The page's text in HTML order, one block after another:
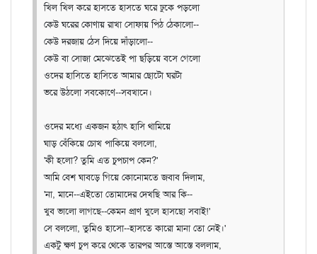
খিল খিল করে হাসতে হাসতে ঘরে ঢুকে পড়লো
কেউ ঘরের কোণায় রাখা সোফায় পিঠ ঠেকালো--
কেউ দরজায় ঠেস দিয়ে দাঁড়ালো--
কেউ বা সোজা মেঝেতেই পা ছড়িয়ে বসে গেলো
ওদের হাসিতে হাসিতে আমার ছোটো ঘরটা
ভরে উঠলো সবকোণে--সবখানে।
ওদের মধ্যে একজন হঠাৎ হাসি থামিয়ে
ঘাড় বেঁকিয়ে চোখ পাকিয়ে বললো,
'কী হলো? তুমি এত চুপচাপ কেন?'
আমি বেশ ঘাবড়ে গিয়ে কোনোমতে জবাব দিলাম,
'না, মানে--এইতো তোমাদের দেখছি আর কি--
খুব ভালো লাগছে--কেমন প্রাণ খুলে হাসছো সবাই!'
সে বললো, তুমিও হাসো--হাসতে কারো মানা তো নেই।'
একটু ক্ষণ চুপ করে থেকে তারপর আস্তে আস্তে বললাম,